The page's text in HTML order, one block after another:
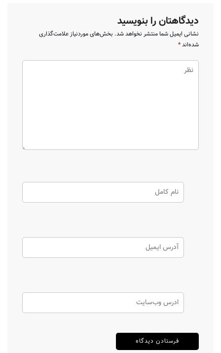
دیدگاهتان را بنویسید
نشانی ایمیل شما منتشر نخواهد شد. بخش‌های موردنیاز علامت‌گذاری
شده‌اند*